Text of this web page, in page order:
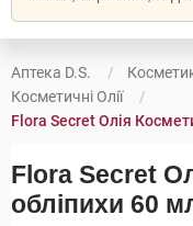
Аптека D.S.
Косметичні Олії
Flora Secret Олія
Flora Secret
обліпихи 60